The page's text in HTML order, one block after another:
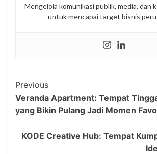
Mengelola komunikasi publik, media, dan
untuk mencapai target bisnis
Post
Navigation
Previous
Veranda Apartment: Tempat
yang Bikin Pulang Jadi Momen
KODE Creative Hub: Tempat